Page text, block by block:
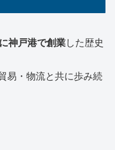
神戸港で創業した歴史
易・物流と共に歩み続